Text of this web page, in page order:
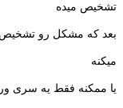
تشخیص میده
بعد که مشکل رو تشخیص
میکنه
یا ممکنه فقط یه سری